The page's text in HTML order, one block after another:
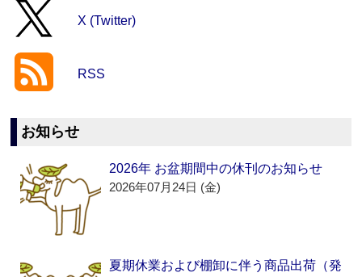
X (Twitter)
RSS
お知らせ
2026年 お盆期間中の休刊のお知らせ
2026年07月24日 (金)
夏期休業および棚卸に伴う商品出荷（発